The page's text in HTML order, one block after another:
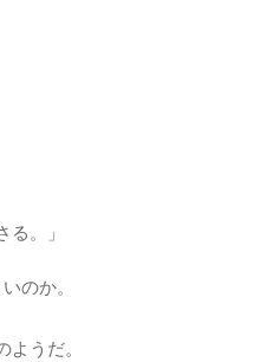
。」
のか。
うだ。